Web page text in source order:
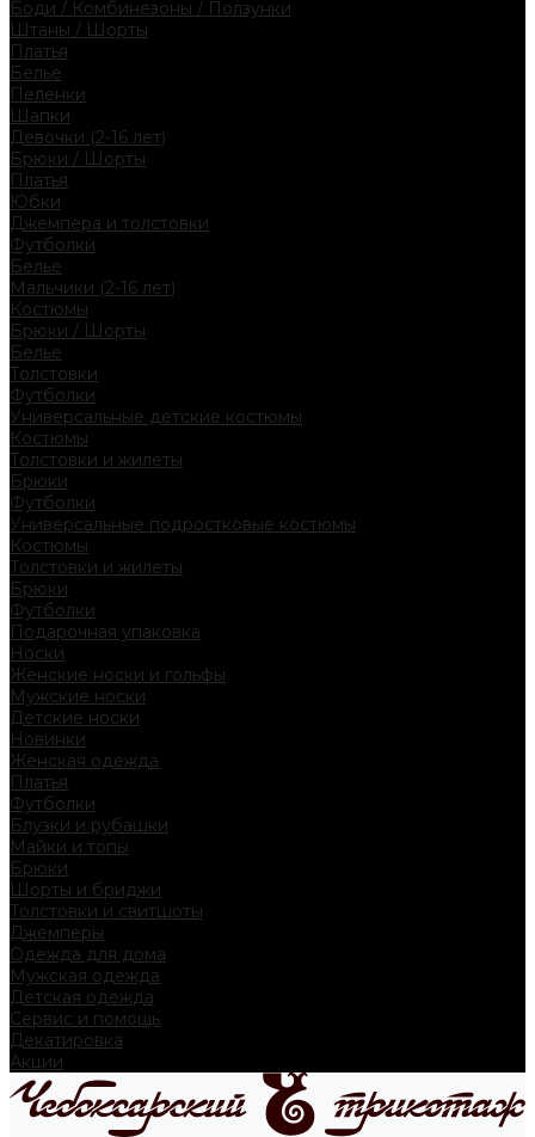
Боди / Комбинезоны / Ползунки
Штаны / Шорты
Платья
Белье
Пеленки
Шапки
Девочки (2-16 лет)
Брюки / Шорты
Платья
Юбки
Джемпера и толстовки
Футболки
Белье
Мальчики (2-16 лет)
Костюмы
Брюки / Шорты
Белье
Толстовки
Футболки
Универсальные детские костюмы
Костюмы
Толстовки и жилеты
Брюки
Футболки
Универсальные подростковые костюмы
Костюмы
Толстовки и жилеты
Брюки
Футболки
Подарочная упаковка
Носки
Женские носки и гольфы
Мужские носки
Детские носки
Новинки
Женская одежда
Платья
Футболки
Блузки и рубашки
Майки и топы
Брюки
Шорты и бриджи
Толстовки и свитшоты
Джемперы
Одежда для дома
Мужская одежда
Детская одежда
Сервис и помощь
Декатировка
Акции